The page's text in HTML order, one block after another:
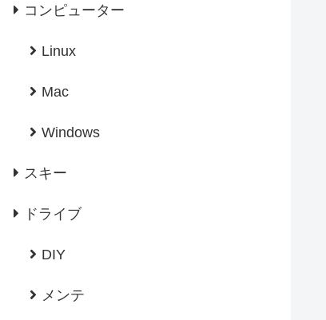
コンピューター
Linux
Mac
Windows
スキー
ドライブ
DIY
メンテ